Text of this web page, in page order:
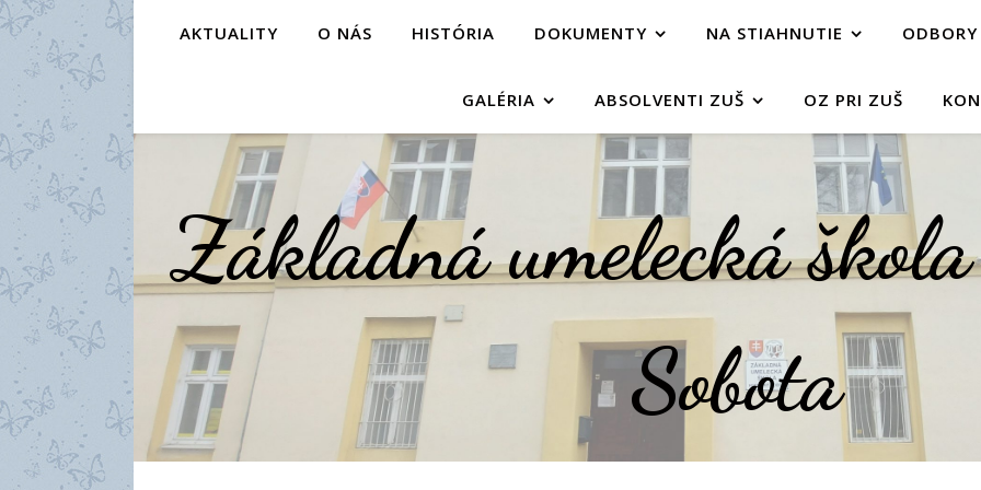
AKTUALITY O NÁS HISTÓRIA DOKUMENTY NA STIAHNUTIE ODBORY
GALÉRIA ABSOLVENTI ZUŠ OZ PRI ZUŠ
Základná umelecká
Sobota